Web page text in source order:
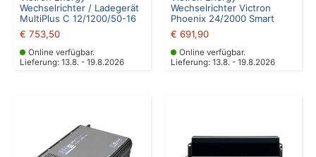
Wechselrichter / Ladegerät
MultiPlus C 12/1200/50-16
€ 753,50
Online verfügbar.
Lieferung: 13.8. - 19.8.2026
Wechselrichter Victron
Phoenix 24/2000 Smart
€ 691,90
Online verfügbar.
Lieferung: 13.8. - 19.8.2026